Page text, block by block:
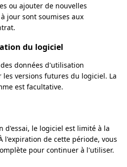
ou ajouter de nouvelles
jour sont soumises aux
du logiciel
données d'utilisation
versions futures du logiciel. La
est facultative.
d'essai, le logiciel est limité à la
l'expiration de cette période, vous
pour continuer à l'utiliser.